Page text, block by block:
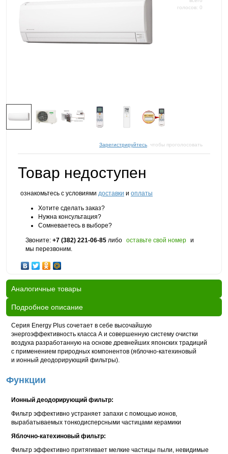
голосов: 0
Зарегистрируйтесь , чтобы проголосовать
Товар недоступен
ознакомьтесь с условиями доставки и оплаты
Хотите сделать заказ?
Нужна консультация?
Сомневаетесь в выборе?
Звоните: +7 (382) 221-06-85 либо оставьте свой номер и
мы перезвоним.
Аналогичные товары
Подробное описание
Серия Energy Plus сочетает в себе высочайшую
энергоэффективность класса А и совершенную систему очистки
воздуха разработанную на основе древнейших японских традиций
с применением природных компонентов (яблочно-катехиновый
и ионный деодорирующий фильтры).
Функции
Ионный деодорирующий фильтр:
Фильтр эффективно устраняет запахи с помощью ионов,
вырабатываемых тонкодисперсными частицами керамики
Яблочно-катехиновый фильтр:
Фильтр эффективно притягивает мелкие частицы пыли, невидимые